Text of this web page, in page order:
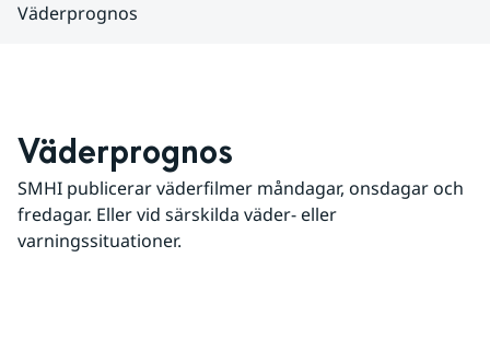
Väderprognos
Väderprognos
SMHI publicerar väderfilmer måndagar, onsdagar och
fredagar. Eller vid särskilda väder- eller
varningssituationer.